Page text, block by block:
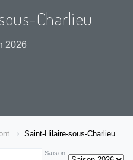
Charlieu
2026
Saint-Hilaire-sous-Charlieu
Saison